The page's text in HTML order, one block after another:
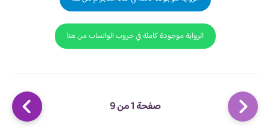
الرواية موجودة كاملة في جروب الواتساب من هنا
صفحة 1 من 9